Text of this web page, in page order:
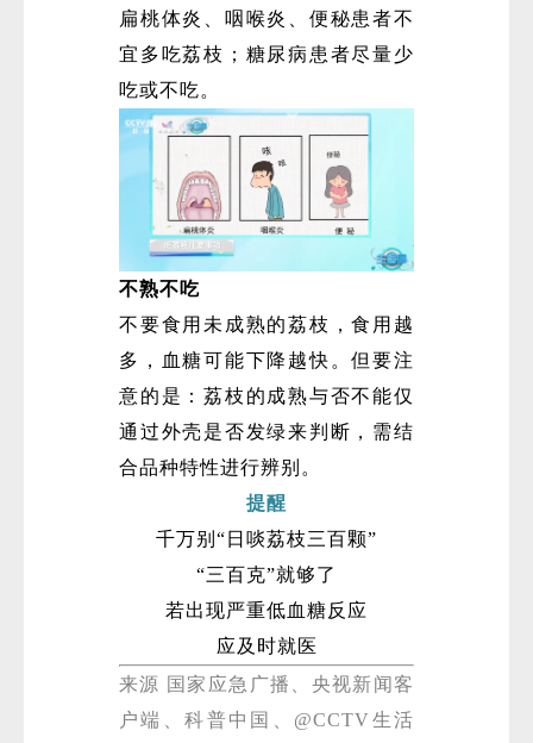
扁桃体炎、咽喉炎、便秘患者不
宜多吃荔枝；糖尿病患者尽量少
吃或不吃。
不熟不吃
不要食用未成熟的荔枝，食用越
多，血糖可能下降越快。但要注
意的是：荔枝的成熟与否不能仅
通过外壳是否发绿来判断，需结
合品种特性进行辨别。
提醒
千万别“日啖荔枝三百颗”
“三百克”就够了
若出现严重低血糖反应
应及时就医
来源 国家应急广播、央视新闻客
户端、科普中国、@CCTV生活